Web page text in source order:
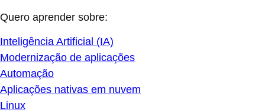
Quero aprender sobre:
Inteligência Artificial (IA)
Modernização de aplicações
Automação
Aplicações nativas em nuvem
Linux